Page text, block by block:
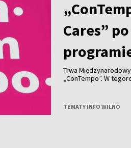
Cares”
Trwa
„ConTempo”. W tegorocznym programie nie zabrakło również polskich
„Who Cares”.
TEMATY INFO WILNO